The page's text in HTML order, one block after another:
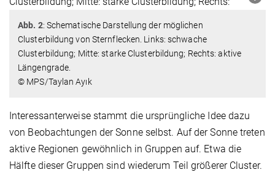
Abb. 2: Schematische Darstellung der möglichen
Clusterbildung von Sternflecken. Links: schwache
Clusterbildung; Mitte: starke Clusterbildung; Rechts: aktive
Längengrade.
© MPS/Taylan Ayık
Interessanterweise stammt die ursprüngliche Idee dazu
von Beobachtungen der Sonne selbst. Auf der Sonne treten
aktive Regionen gewöhnlich in Gruppen auf. Etwa die
Hälfte dieser Gruppen sind wiederum Teil größerer Cluster.